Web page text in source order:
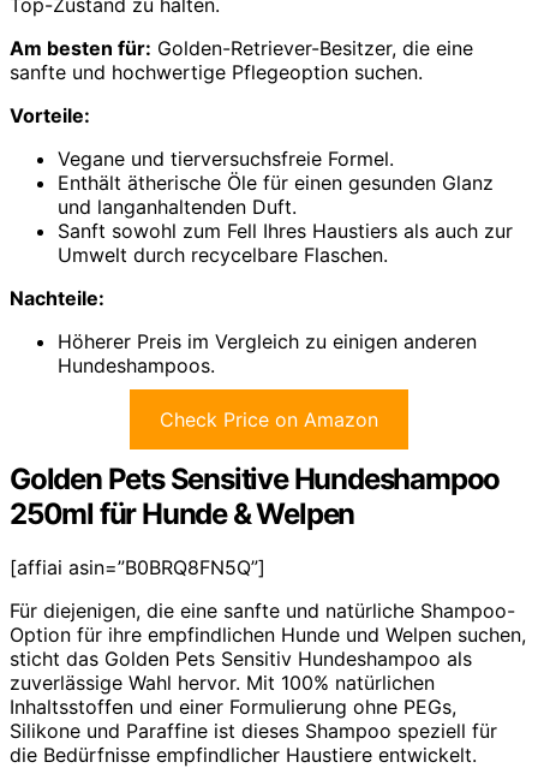
Am besten für: Golden-Retriever-Besitzer, die eine
sanfte und hochwertige Pflegeoption suchen.
Vorteile:
Vegane und tierversuchsfreie Formel.
Enthält ätherische Öle für einen gesunden Glanz
und langanhaltenden Duft.
Sanft sowohl zum Fell Ihres Haustiers als auch zur
Umwelt durch recycelbare Flaschen.
Nachteile:
Höherer Preis im Vergleich zu einigen anderen
Hundeshampoos.
Check Price on Amazon
Golden Pets Sensitive Hundeshampoo
250ml für Hunde & Welpen
[affiai asin=”B0BRQ8FN5Q”]
Für diejenigen, die eine sanfte und natürliche Shampoo-
Option für ihre empfindlichen Hunde und Welpen suchen,
sticht das Golden Pets Sensitiv Hundeshampoo als
zuverlässige Wahl hervor. Mit 100% natürlichen
Inhaltsstoffen und einer Formulierung ohne PEGs,
Silikone und Paraffine ist dieses Shampoo speziell für
die Bedürfnisse empfindlicher Haustiere entwickelt.